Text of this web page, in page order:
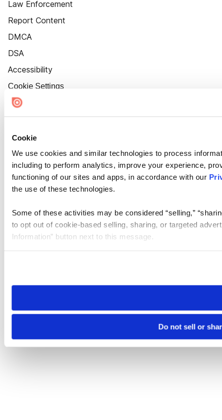
Cookie
We use cookies and similar technologies to process
including to perform analytics, improve your experience,
functioning of our sites and apps, in accordance with our
the use of these technologies.
Some of these activities may be considered “selling,”
to opt out of cookie-based selling, sharing, or targeted
Information” button next to this message.
need to be set again.
Do not sell or
Law Enforcement
Report Content
DMCA
DSA
Accessibility
Cookie Settings